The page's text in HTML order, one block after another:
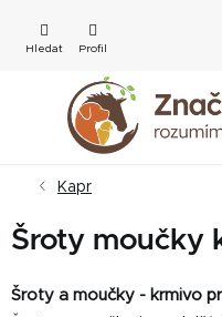
obsah
Kapr
Šroty moučky
Šroty a moučky - krmivo